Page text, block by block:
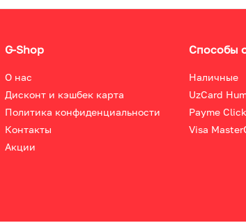
G-Shop
О нас
Дисконт и кэшбек карта
Политика конфиденциальности
Контакты
Акции
Способы
Наличные
UzCard
Payme Click
Visa